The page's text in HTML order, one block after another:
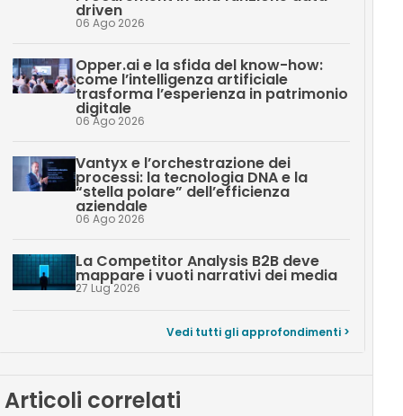
driven
06 Ago 2026
Opper.ai e la sfida del know-how:
come l’intelligenza artificiale
trasforma l’esperienza in patrimonio
digitale
06 Ago 2026
Vantyx e l’orchestrazione dei
processi: la tecnologia DNA e la
“stella polare” dell’efficienza
aziendale
06 Ago 2026
La Competitor Analysis B2B deve
mappare i vuoti narrativi dei media
27 Lug 2026
Vedi tutti gli approfondimenti >
Articoli correlati